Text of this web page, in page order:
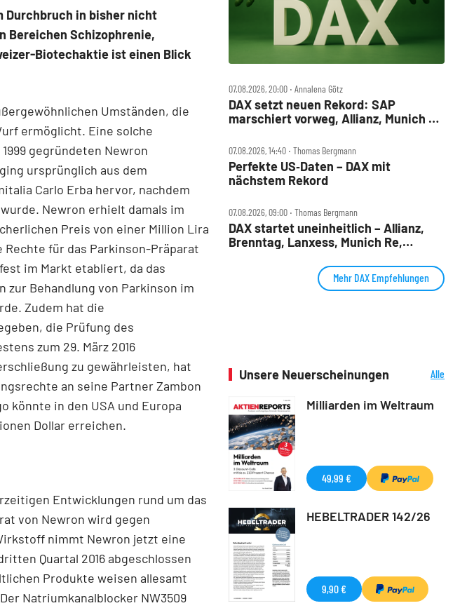
Durchbruch in bisher nicht
Bereichen Schizophrenie,
Biotechaktie ist einen Blick
Umständen, die
ermöglicht. Eine solche
gegründeten Newron
ursprünglich aus dem
Carlo Erba hervor, nachdem
Newron erhielt damals im
Preis von einer Million Lira
für das Parkinson-Präparat
im Markt etabliert, da das
Behandlung von Parkinson im
Zudem hat die
die Prüfung des
zum 29. März 2016
zu gewährleisten, hat
an seine Partner Zambon
könnte in den USA und Europa
Dollar erreichen.
Entwicklungen rund um das
von Newron wird gegen
nimmt Newron jetzt eine
Quartal 2016 abgeschlossen
Produkte weisen allesamt
Natriumkanalblocker NW3509
07.08.2026, 20:00 ‧ Annalena Götz
DAX setzt neuen Rekord: SAP
marschiert vorweg, Allianz, Munich Re
07.08.2026, 14:40 ‧ Thomas Bergmann
Perfekte US‑Daten – DAX mit
nächstem Rekord
07.08.2026, 09:00 ‧ Thomas Bergmann
DAX startet uneinheitlich – Allianz,
Brenntag, Lanxess, Munich Re,
Mehr DAX Empfehlungen
Unsere Neuerscheinungen
Alle
Milliarden im Weltraum
49,99 €
HEBELTRADER 142/26
9,90 €